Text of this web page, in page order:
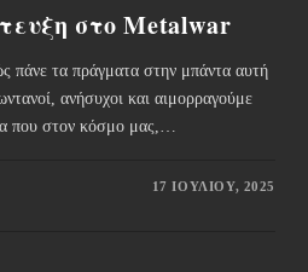
στο Metalwar
τα πράγματα στην μπάντα αυτή
ανήσυχοι και αιμορραγούμε
που στον κόσμο μας,…
17 ΙΟΥΛΊΟΥ, 2025